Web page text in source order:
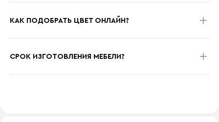
КАК ПОДОБРАТЬ ЦВЕТ ОНЛАЙН?
СРОК ИЗГОТОВЛЕНИЯ МЕБЕЛИ?